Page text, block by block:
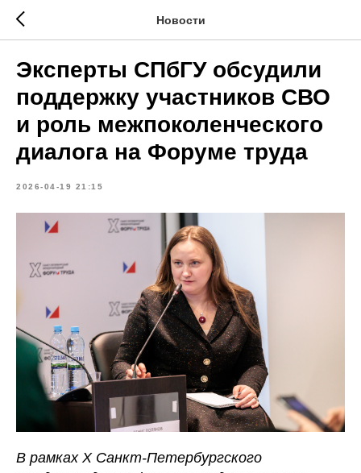
Новости
Эксперты СПбГУ обсудили
поддержку участников СВО
и роль межпоколенческого
диалога на Форуме труда
2026-04-19 21:15
В рамках X Санкт-Петербургского